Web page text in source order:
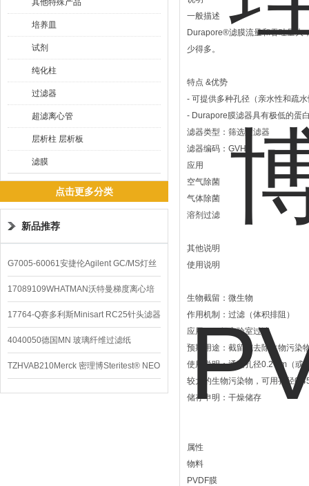
其他特殊产品
培养皿
试剂
纯化柱
过滤器
超滤离心管
层析柱 层析板
滤膜
点击更多分类
新品推荐
G7005-60061安捷伦Agilent GC/MS灯丝
配件
17089109WHATMAN沃特曼梯度离心培
养基
17764-Q赛多利斯Minisart RC25针头滤器
4040050德国MN 玻璃纤维过滤纸
TZHVAB210Merck 密理博Steritest® NEO
设备
一般描述
Durapore®滤膜流量和吞吐量大
少得多。
特点 &优势
- 可提供多种孔径（亲水性和疏
- Durapore膜滤器具有极低的蛋
滤器类型：筛选过滤器
滤器编码：GVHP
应用
空气除菌
气体除菌
溶剂过滤
其他说明
使用说明
生物截留：微生物
作用机制：过滤（体积排阻）
应用：一般实验室过滤
预期用途：截留或去除生物污染
使用说明：通过孔径0.2 μm（或
较大的生物污染物，可用孔径
储存申明：干燥储存
属性
物料
PVDF膜